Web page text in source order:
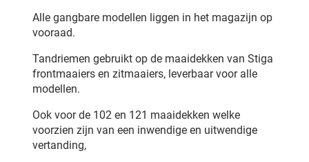
Alle gangbare modellen liggen in het magazijn op
vooraad.
Tandriemen gebruikt op de maaidekken van Stiga
frontmaaiers en zitmaaiers, leverbaar voor alle
modellen.
Ook voor de 102 en 121 maaidekken welke
voorzien zijn van een inwendige en uitwendige
vertanding,